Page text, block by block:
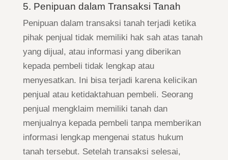
5. Penipuan dalam Transaksi Tanah
Penipuan dalam transaksi tanah terjadi ketika
pihak penjual tidak memiliki hak sah atas tanah
yang dijual, atau informasi yang diberikan
kepada pembeli tidak lengkap atau
menyesatkan. Ini bisa terjadi karena kelicikan
penjual atau ketidaktahuan pembeli. Seorang
penjual mengklaim memiliki tanah dan
menjualnya kepada pembeli tanpa memberikan
informasi lengkap mengenai status hukum
tanah tersebut. Setelah transaksi selesai,